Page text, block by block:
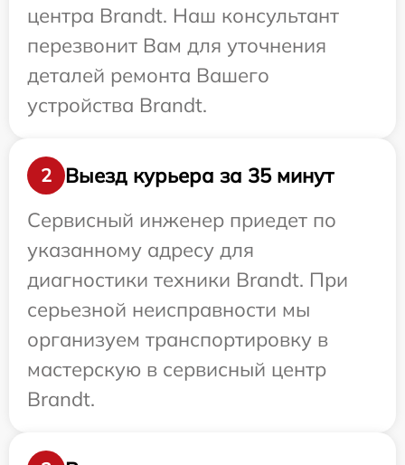
центра Brandt. Наш консультант
перезвонит Вам для уточнения
деталей ремонта Вашего
устройства Brandt.
2
Выезд курьера за 35 минут
Сервисный инженер приедет по
указанному адресу для
диагностики техники Brandt. При
серьезной неисправности мы
организуем транспортировку в
мастерскую в сервисный центр
Brandt.